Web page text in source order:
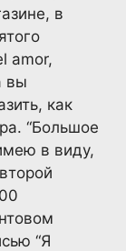
в
amor,
вы
как
“Большое
в виду,
“Я